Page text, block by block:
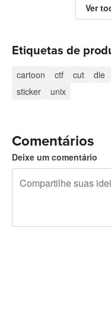
Ver
Etiquetas de
cartoon ctf cut die
sticker
unix
Comentários
Deixe um comentário